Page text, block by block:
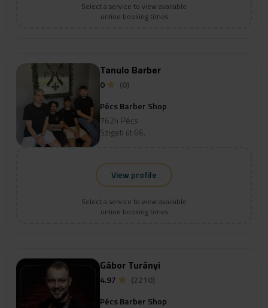
Select a service to view available
online booking times
View profile
Select a service to view available
online booking times
Tanulo Barber
0
(0)
Pécs Barber Shop
7624 Pécs
Szigeti út 66.
Gábor Turányi
4.97
(2210)
Pécs Barber Shop